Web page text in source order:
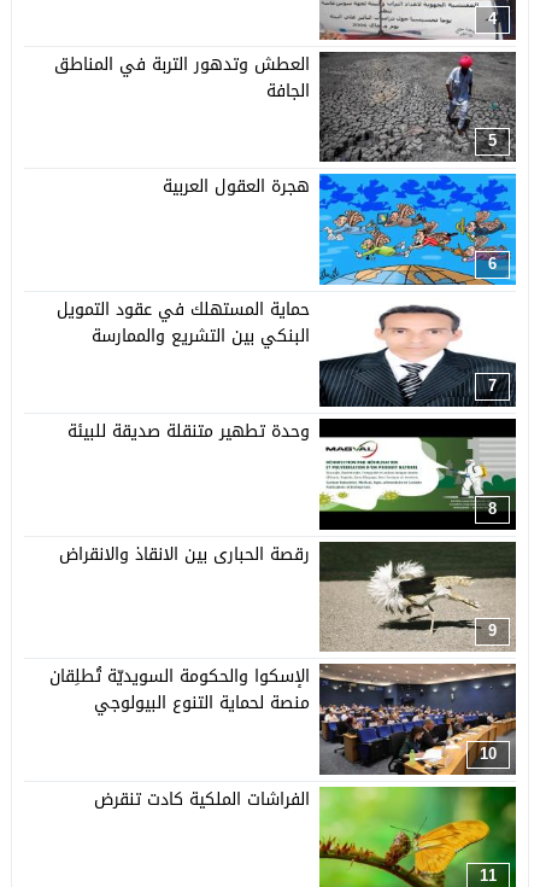
4
5
العطش وتدهور التربة في المناطق
الجافة
6
هجرة العقول العربية
7
حماية المستهلك في عقود التمويل
البنكي بين التشريع والممارسة
8
وحدة تطهير متنقلة صديقة للبيئة
9
رقصة الحبارى بين الانقاذ والانقراض
10
الإسكوا والحكومة السويديّة تُطلِقان
منصة لحماية التنوع البيولوجي
11
الفراشات الملكية كادت تنقرض